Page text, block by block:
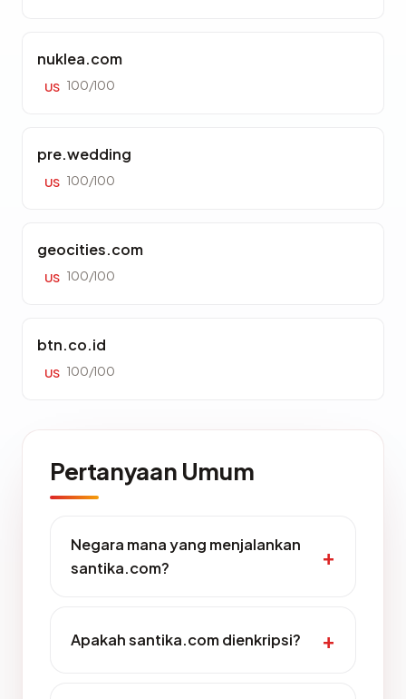
nuklea.com
US 100/100
pre.wedding
US 100/100
geocities.com
US 100/100
btn.co.id
US 100/100
Pertanyaan Umum
Negara mana yang menjalankan
santika.com?
Apakah santika.com dienkripsi?